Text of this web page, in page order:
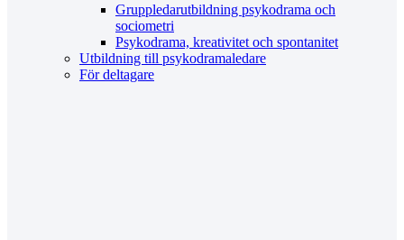
Gruppledarutbildning psykodrama och
sociometri
Psykodrama, kreativitet och spontanitet
Utbildning till psykodramaledare
För deltagare